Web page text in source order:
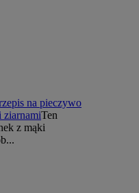
na pieczywo
ziarnamiTen
z mąki